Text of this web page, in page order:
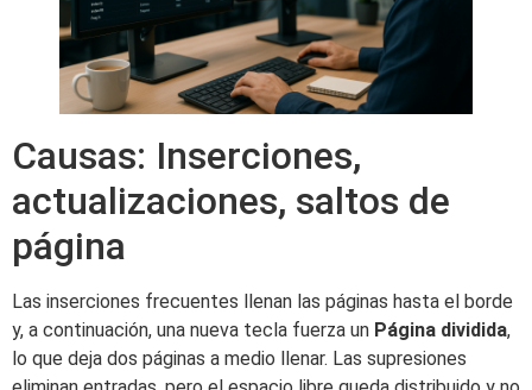
Causas: Inserciones,
actualizaciones, saltos de
página
Las inserciones frecuentes llenan las páginas hasta el borde
y, a continuación, una nueva tecla fuerza un Página dividida,
lo que deja dos páginas a medio llenar. Las supresiones